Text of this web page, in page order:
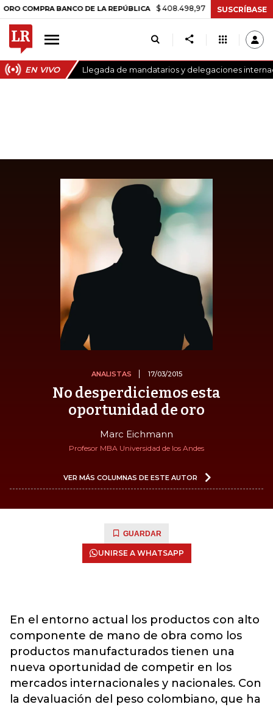
BANCO DE LA REPÚBLICA $ 408.498,97 +$ 8.753,81 +2,19%
SUSCRÍBASE
EN VIVO Llegada de mandatarios y delegaciones
ANALISTAS 17/03/2015
No desperdiciemos esta
oportunidad de oro
Marc Eichmann
Profesor MBA Universidad de los Andes
VER MÁS COLUMNAS DE ESTE AUTOR
GUARDAR
UNIRSE A WHATSAPP
En el entorno actual los productos con alto
componente de mano de obra como los
productos manufacturados tienen una
nueva oportunidad de competir en los
mercados internacionales y nacionales. Con
la devaluación del peso colombiano, que ha